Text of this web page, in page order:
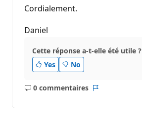
Cordialement.
Daniel
Cette réponse a-t-elle été utile ?
Yes
No
0 commentaires
Aucun